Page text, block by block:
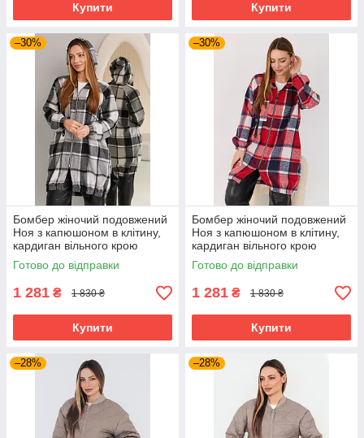
Купити Купити
–30%
Бомбер жіночий подовжений
Ноя з капюшоном в клітину,
кардиган вільного крою
великих розмірів сірий
Готово до відправки
1 281 ₴ 1 830 ₴
Купити
–30%
Бомбер жіночий подовжений
Ноя з капюшоном в клітину,
кардиган вільного крою
великих розмірів червоний
Готово до відправки
1 281 ₴ 1 830 ₴
Купити
–28% –28%